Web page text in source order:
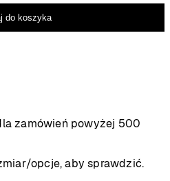
do koszyka
zamówień powyżej 500
opcje, aby sprawdzić.